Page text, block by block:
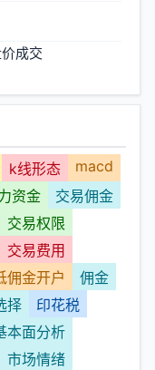
成交
k线形态
macd
资金
交易佣金
交易权限
交易费用
佣金开户
佣金
择
印花税
本面分析
市场情绪